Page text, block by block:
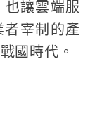
也讓雲端服
宰制的產
國時代。